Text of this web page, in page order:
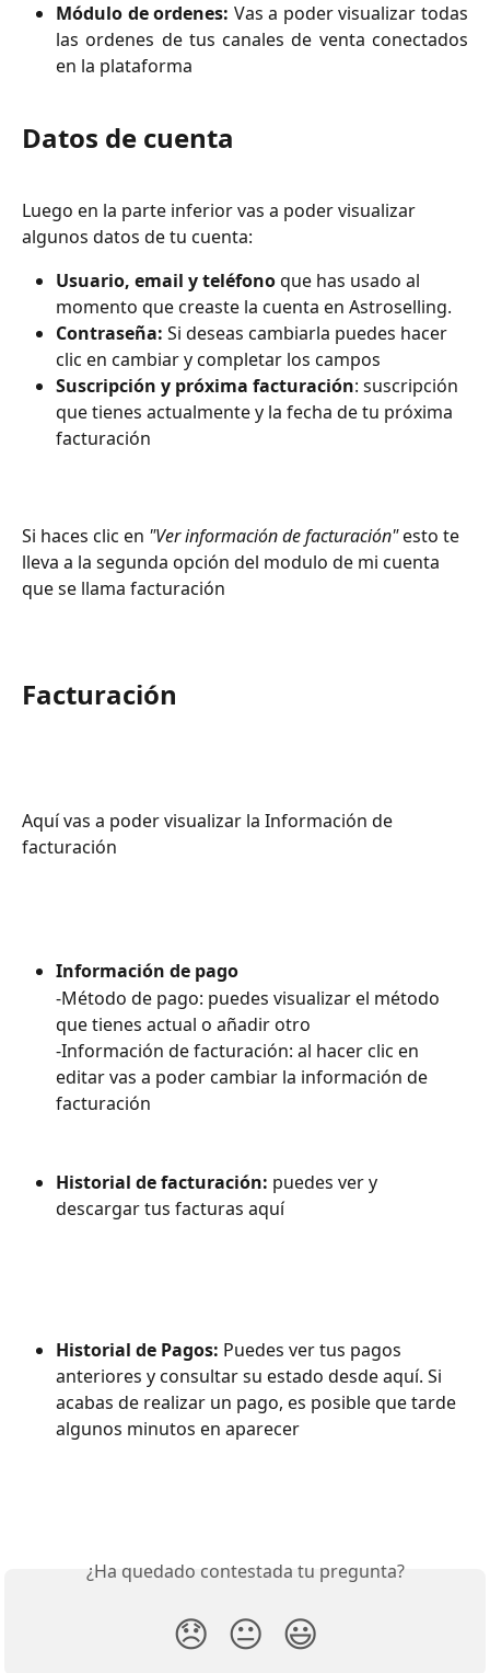
Módulo de ordenes: Vas a poder visualizar todas
las ordenes de tus canales de venta conectados
en la plataforma
Datos de cuenta
Luego en la parte inferior vas a poder visualizar
algunos datos de tu cuenta:
Usuario, email y teléfono que has usado al
momento que creaste la cuenta en Astroselling.
Contraseña: Si deseas cambiarla puedes hacer
clic en cambiar y completar los campos
Suscripción y próxima facturación: suscripción
que tienes actualmente y la fecha de tu próxima
facturación
Si haces clic en "Ver información de facturación" esto te
lleva a la segunda opción del modulo de mi cuenta
que se llama facturación
Facturación
Aquí vas a poder visualizar la Información de
facturación
Información de pago
-Método de pago: puedes visualizar el método
que tienes actual o añadir otro
-Información de facturación: al hacer clic en
editar vas a poder cambiar la información de
facturación
Historial de facturación: puedes ver y
descargar tus facturas aquí
Historial de Pagos: Puedes ver tus pagos
anteriores y consultar su estado desde aquí. Si
acabas de realizar un pago, es posible que tarde
algunos minutos en aparecer
¿Ha quedado contestada tu pregunta?
😞 😐 😃